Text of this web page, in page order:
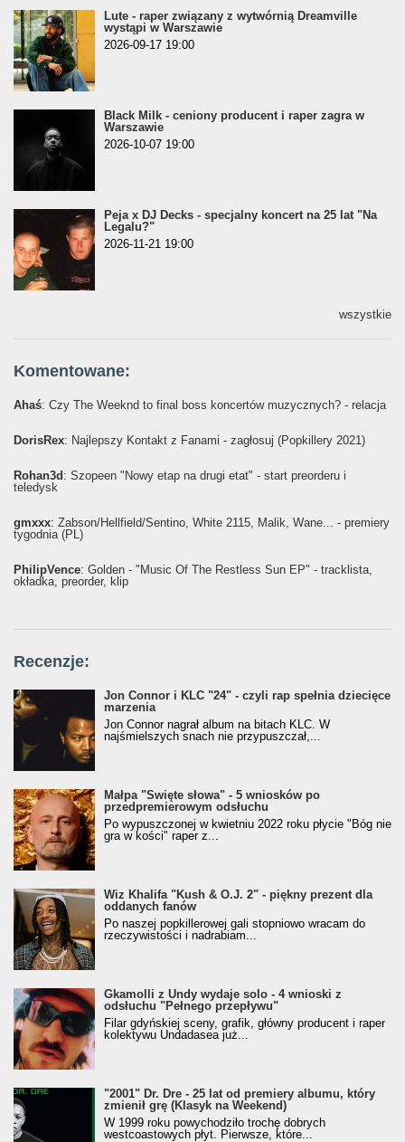
Lute - raper związany z wytwórnią Dreamville
wystąpi w Warszawie
2026-09-17 19:00
Black Milk - ceniony producent i raper zagra w
Warszawie
2026-10-07 19:00
Peja x DJ Decks - specjalny koncert na 25 lat "Na
Legalu?"
2026-11-21 19:00
wszystkie
Komentowane:
Ahaś: Czy The Weeknd to final boss koncertów muzycznych? - relacja
DorisRex: Najlepszy Kontakt z Fanami - zagłosuj (Popkillery 2021)
Rohan3d: Szopeen "Nowy etap na drugi etat" - start preorderu i
teledysk
gmxxx: Żabson/Hellfield/Sentino, White 2115, Malik, Wane... - premiery
tygodnia (PL)
PhilipVence: Golden - "Music Of The Restless Sun EP" - tracklista,
okładka, preorder, klip
Recenzje:
Jon Connor i KLC "24" - czyli rap spełnia dziecięce
marzenia
Jon Connor nagrał album na bitach KLC. W
najśmielszych snach nie przypuszczał,...
Małpa "Święte słowa" - 5 wniosków po
przedpremierowym odsłuchu
Po wypuszczonej w kwietniu 2022 roku płycie "Bóg nie
gra w kości" raper z...
Wiz Khalifa "Kush & O.J. 2" - piękny prezent dla
oddanych fanów
Po naszej popkillerowej gali stopniowo wracam do
rzeczywistości i nadrabiam...
Gkamolli z Undy wydaje solo - 4 wnioski z
odsłuchu "Pełnego przepływu"
Filar gdyńskiej sceny, grafik, główny producent i raper
kolektywu Undadasea już...
"2001" Dr. Dre - 25 lat od premiery albumu, który
zmienił grę (Klasyk na Weekend)
W 1999 roku powychodziło trochę dobrych
westcoastowych płyt. Pierwsze, które...